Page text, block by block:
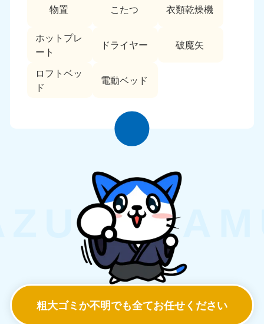
物置 こたつ 衣類乾燥機
ホットプレ
ート
ドライヤー 破魔矢
ロフトベッ
ド
電動ベッド
粗大ゴミか不明でも全てお任せください